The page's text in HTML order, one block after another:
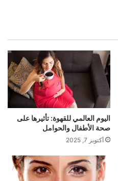
اليوم العالمي للقهوة: تأثيرها على
صحة الأطفال والحوامل
أكتوبر 7, 2025